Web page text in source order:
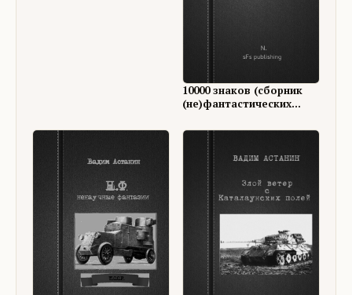
10000 знаков (сборник
(не)фантастических